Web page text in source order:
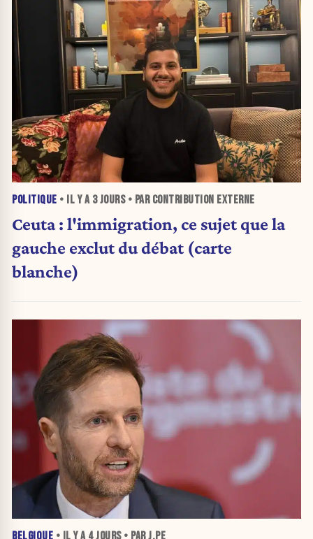
POLITIQUE • IL Y A 3 JOURS• PAR CONTRIBUTION EXTERNE
Ceuta : l'immigration, ce sujet que la
gauche exclut du débat (carte
blanche)